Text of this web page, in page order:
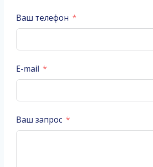
Ваш телефон
E-mail
Ваш запрос